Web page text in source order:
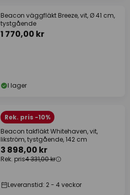
Beacon väggfläkt Breeze, vit, Ø 41 cm,
tystgående
1 770,00 kr
I lager
Rek. pris -10%
Beacon takfläkt Whitehaven, vit,
likström, tystgående, 142 cm
3 898,00 kr
Rek. pris4 331,00 kr
Leveranstid: 2 - 4 veckor